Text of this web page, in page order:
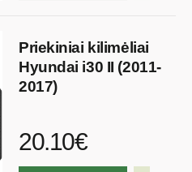
Priekiniai kilimėliai
Hyundai i30 II (2011-
2017)
20.10€